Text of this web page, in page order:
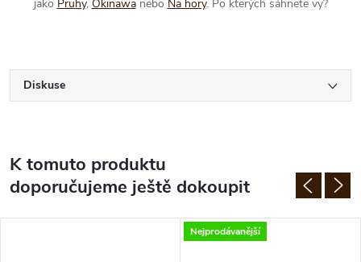
jako Pruhy, Okinawanebo Na hory. Po kterých sáhnete vy?
Diskuse
K tomuto produktu
doporučujeme ještě dokoupit
Nejprodávanější